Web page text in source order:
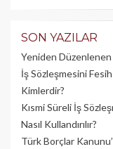
SON YAZILAR
Yeniden Düzenlenen
İş Sözleşmesini
Kimlerdir?
Kısmi Süreli İş
Nasıl Kullandırılır?
Türk Borçlar